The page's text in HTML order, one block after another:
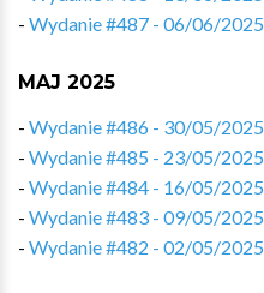
- Wydanie #487 - 06/06/2025
MAJ 2025
- Wydanie #486 - 30/05/2025
- Wydanie #485 - 23/05/2025
- Wydanie #484 - 16/05/2025
- Wydanie #483 - 09/05/2025
- Wydanie #482 - 02/05/2025